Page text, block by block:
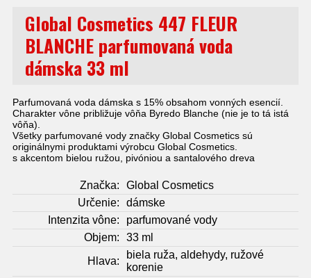
Global Cosmetics 447 FLEUR
BLANCHE parfumovaná voda
dámska 33 ml
Parfumovaná voda dámska s 15% obsahom vonných esencií.
Charakter vône približuje vôňa Byredo Blanche (nie je to tá istá
vôňa).
Všetky parfumované vody značky Global Cosmetics sú
originálnymi produktami výrobcu Global Cosmetics.
s akcentom bielou ružou, pivóniou a santalového dreva
Značka:
Global Cosmetics
Určenie:
dámske
Intenzita vône:
parfumované vody
Objem:
33 ml
Hlava:
biela ruža, aldehydy, ružové
korenie